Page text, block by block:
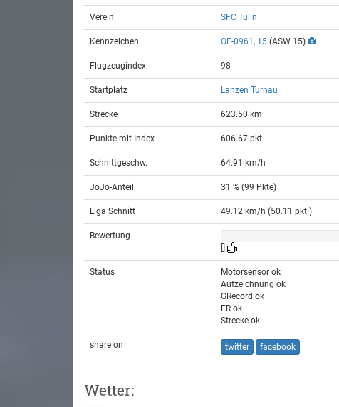
Verein SFC Tulln
Kennzeichen OE-0961, 15 (ASW 15)
Flugzeugindex 98
Startplatz Lanzen Turnau
Strecke 623.50 km
Punkte mit Index 606.67 pkt
Schnittgeschw. 64.91 km/h
JoJo-Anteil 31 % (99 Pkte)
Liga Schnitt 49.12 km/h (50.11 pkt )
Bewertung
[]
Status
Motorsensor ok
Aufzeichnung ok
GRecord ok
FR ok
Strecke ok
share on twitter facebook
Wetter: